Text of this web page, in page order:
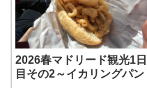
2026春マドリード観光1日
目その2～イカリングパン